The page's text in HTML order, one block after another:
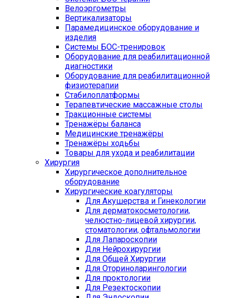
Велоэргометры
Вертикализаторы
Парамедицинское оборудование и
изделия
Системы БОС-тренировок
Оборудование для реабилитационной
диагностики
Оборудование для реабилитационной
физиотерапии
Стабилоплатформы
Терапевтические массажные столы
Тракционные системы
Тренажёры баланса
Медицинские тренажёры
Тренажёры ходьбы
Товары для ухода и реабилитации
Хирургия
Хирургическое дополнительное
оборудование
Хирургические коагуляторы
Для Акушерства и Гинекологии
Для дерматокосметологии,
челюстно-лицевой хирургии,
стоматологии, офтальмологии
Для Лапароскопии
Для Нейрохирургии
Для Общей Хирургии
Для Оториноларингологии
Для проктологии
Для Резектоскопии